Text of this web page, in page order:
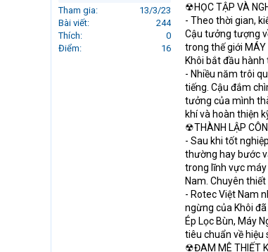
Tham gia
13/3/23
Bài viết
244
Thích
0
Điểm
16
☢HỌC TẬP VÀ
- Theo thời gian,
Cậu tưởng tượng
trong thế giới MÁY
Khôi bắt đầu
- Nhiều năm trôi
tiếng. Cậu đắm
tưởng của mình
khí và hoàn thiện
☢THÀNH LẬP
- Sau khi tốt
thường hay bước
trong lĩnh vực máy
Nam. Chuyên thiết
- Rotec Việt Nam
ngừng của Khôi
Ép Lọc Bùn, Máy
tiêu chuẩn về hiệu
☢ĐAM MÊ THIẾT